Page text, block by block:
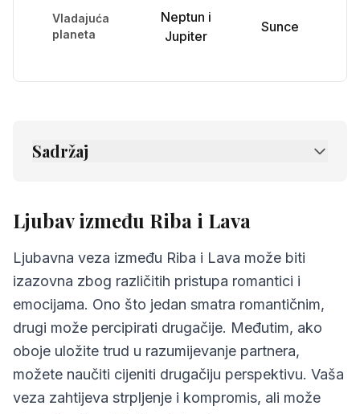
Vladajuća
planeta
Neptun i
Jupiter
Sunce
Sadržaj
Izazovi u odnosu Riba i Lava
5. Savjeti za Riba i Lava
6.
Najčešća pitanja o kompatibilnosti
Ljubav između Riba i Lava
Ljubavna veza između Riba i Lava može biti
izazovna zbog različitih pristupa romantici i
emocijama. Ono što jedan smatra romantičnim,
drugi može percipirati drugačije. Međutim, ako
oboje uložite trud u razumijevanje partnera,
možete naučiti cijeniti drugačiju perspektivu. Vaša
veza zahtijeva strpljenje i kompromis, ali može